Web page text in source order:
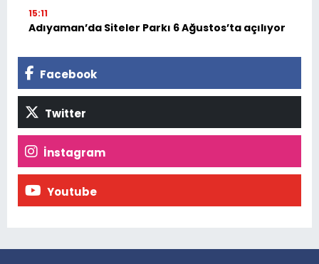
15:11
Adıyaman’da Siteler Parkı 6 Ağustos’ta açılıyor
Facebook
Twitter
İnstagram
Youtube